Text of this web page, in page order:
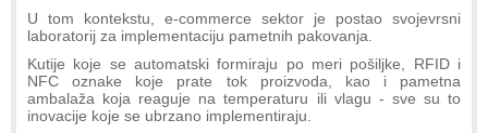
U tom kontekstu, e-commerce sektor je postao svojevrsni
laboratorij za implementaciju pametnih pakovanja.
Kutije koje se automatski formiraju po meri pošiljke, RFID i
NFC oznake koje prate tok proizvoda, kao i pametna
ambalaža koja reaguje na temperaturu ili vlagu - sve su to
inovacije koje se ubrzano implementiraju.